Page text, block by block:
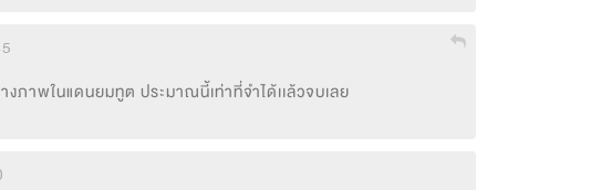
ภาพในแดนยมทูต ประมาณนี้เท่าที่จำได้เเล้วจบเลย